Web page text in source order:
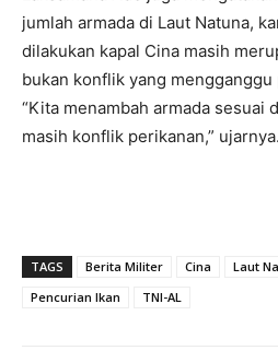
jumlah armada di Laut Natuna,
dilakukan kapal Cina masih
bukan konflik yang
“Kita menambah armada sesuai
masih konflik perikanan,” ujarnya.
TAGS Berita Militer Cina Laut
Pencurian Ikan
TNI-AL